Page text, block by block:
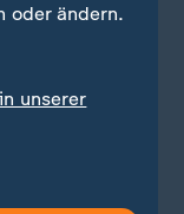
Hier
Anteile an
Dies dient vor
mit
und auf seriöse
oder ändern.
unserer